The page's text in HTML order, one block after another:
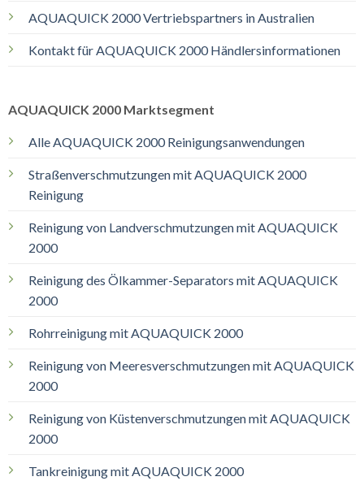
AQUAQUICK 2000 Vertriebspartners in Australien
Kontakt für AQUAQUICK 2000 Händlersinformationen
AQUAQUICK 2000 Marktsegment
Alle AQUAQUICK 2000 Reinigungsanwendungen
Straßenverschmutzungen mit AQUAQUICK 2000
Reinigung
Reinigung von Landverschmutzungen mit AQUAQUICK
2000
Reinigung des Ölkammer-Separators mit AQUAQUICK
2000
Rohrreinigung mit AQUAQUICK 2000
Reinigung von Meeresverschmutzungen mit AQUAQUICK
2000
Reinigung von Küstenverschmutzungen mit AQUAQUICK
2000
Tankreinigung mit AQUAQUICK 2000